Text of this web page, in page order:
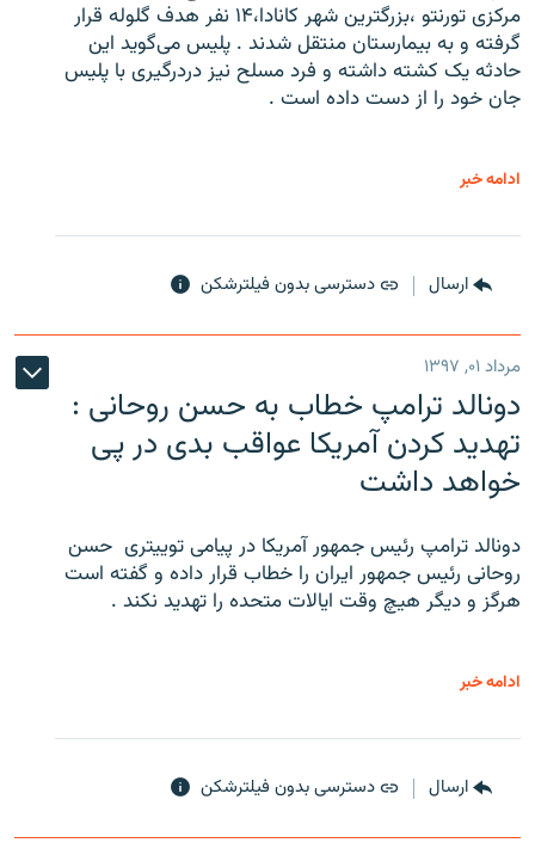
مرکزی تورنتو ،‌بزرگترین شهر کانادا،۱۴ نفر هدف گلوله قرار
گرفته و به بیمارستان منتقل شدند . پلیس می‌گوید این
حادثه یک کشته داشته و فرد مسلح نیز دردرگیری با پلیس
جان خود را از دست داده است .
ادامه خبر
ارسال دسترسی بدون فیلترشکن
مرداد ۰۱, ۱۳۹۷
دونالد ترامپ خطاب به حسن روحانی :
تهدید کردن آمریکا عواقب بدی در پی
خواهد داشت
دونالد ترامپ رئیس جمهور آمریکا در پیامی توییتری ‌ حسن
روحانی رئیس جمهور ایران را خطاب قرار داده و گفته است
هرگز و دیگر هیچ وقت ایالات متحده را تهدید نکند .
ادامه خبر
ارسال دسترسی بدون فیلترشکن